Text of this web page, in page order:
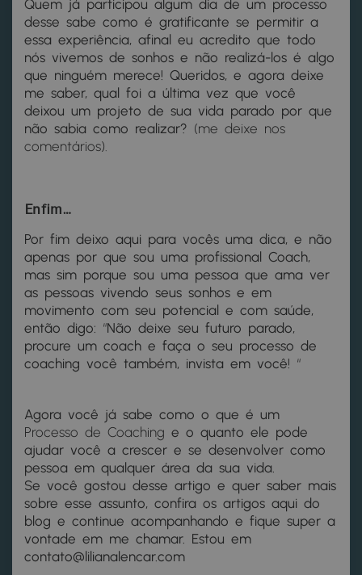
Quem já participou algum dia de um processo
desse sabe como é gratificante se permitir a
essa experiência, afinal eu acredito que todo
nós vivemos de sonhos e não realizá-los é algo
que ninguém merece! Queridos, e agora deixe
me saber, qual foi a última vez que você
deixou um projeto de sua vida parado por que
não sabia como realizar? (me deixe nos
comentários).
Enfim…
Por fim deixo aqui para vocês uma dica, e não
apenas por que sou uma profissional Coach,
mas sim porque sou uma pessoa que ama ver
as pessoas vivendo seus sonhos e em
movimento com seu potencial e com saúde,
então digo: “Não deixe seu futuro parado,
procure um coach e faça o seu processo de
coaching você também, invista em você! “
Agora você já sabe como o que é um
Processo de Coaching e o quanto ele pode
ajudar você a crescer e se desenvolver como
pessoa em qualquer área da sua vida.
Se você gostou desse artigo e quer saber mais
sobre esse assunto, confira os artigos aqui do
blog e continue acompanhando e fique super a
vontade em me chamar. Estou em
contato@lilianalencar.com